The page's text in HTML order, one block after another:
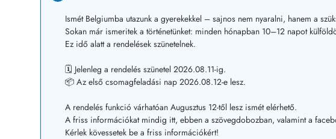
Ismét Belgiumba utazunk a gyerekekkel – sajnos nem nyaralni, hanem a
Sokan már ismeritek a történetünket: minden hónapban 10–12 napot
Ez idő alatt a rendelések szünetelnek.
🗓️ Jelenleg a rendelés szünetel 2026.08.11-ig.
📦 Az első csomagfeladási nap 2026.08.12-e lesz.
A rendelés funkció várhatóan Augusztus 12-től lesz ismét elérhető.
A friss információkat mindig itt, ebben a szövegdobozban, valamint a
Kérlek kövessetek be a friss információkért!